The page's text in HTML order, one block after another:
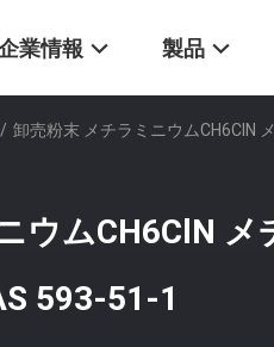
業情報 製品
/ 卸売粉末 メチラミニウムCH6ClN
ウムCH6ClN メ
593-51-1